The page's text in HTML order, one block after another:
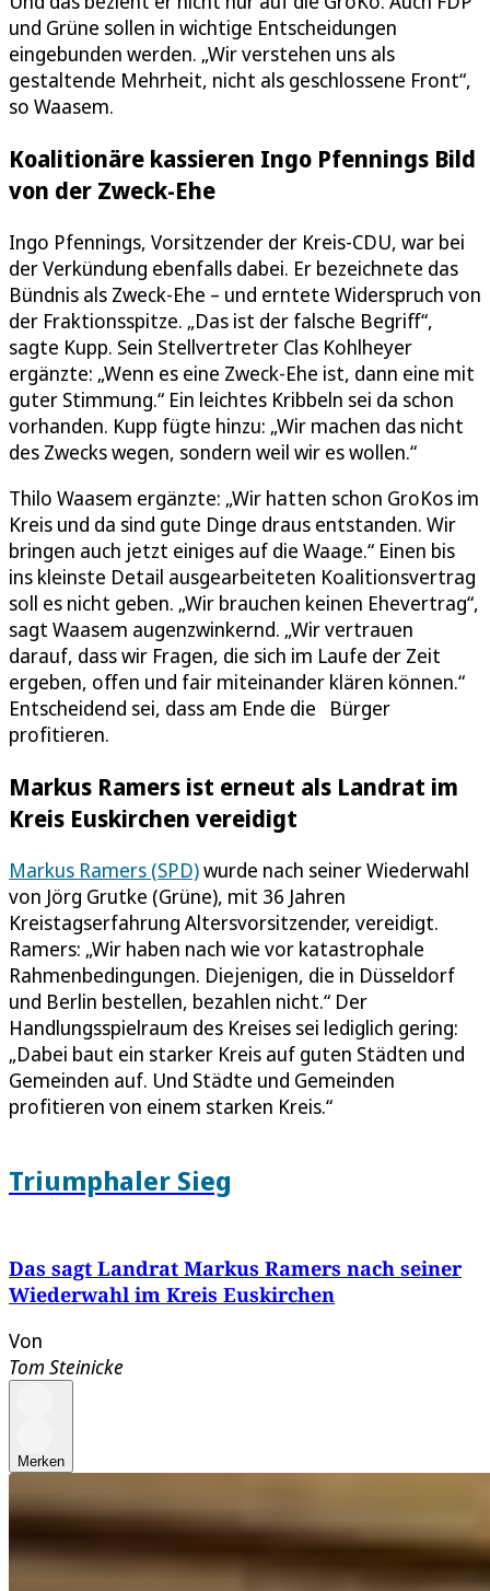
und Grüne sollen in wichtige Entscheidungen
eingebunden werden. „Wir verstehen uns als
gestaltende Mehrheit, nicht als geschlossene Front“,
so Waasem.
Koalitionäre kassieren Ingo Pfennings Bild
von der Zweck-Ehe
Ingo Pfennings, Vorsitzender der Kreis-CDU, war bei
der Verkündung ebenfalls dabei. Er bezeichnete das
Bündnis als Zweck-Ehe – und erntete Widerspruch von
der Fraktionsspitze. „Das ist der falsche Begriff“,
sagte Kupp. Sein Stellvertreter Clas Kohlheyer
ergänzte: „Wenn es eine Zweck-Ehe ist, dann eine mit
guter Stimmung.“ Ein leichtes Kribbeln sei da schon
vorhanden. Kupp fügte hinzu: „Wir machen das nicht
des Zwecks wegen, sondern weil wir es wollen.“
Thilo Waasem ergänzte: „Wir hatten schon GroKos im
Kreis und da sind gute Dinge draus entstanden. Wir
bringen auch jetzt einiges auf die Waage.“ Einen bis
ins kleinste Detail ausgearbeiteten Koalitionsvertrag
soll es nicht geben. „Wir brauchen keinen Ehevertrag“,
sagt Waasem augenzwinkernd. „Wir vertrauen
darauf, dass wir Fragen, die sich im Laufe der Zeit
ergeben, offen und fair miteinander klären können.“
Entscheidend sei, dass am Ende die Bürger
profitieren.
Markus Ramers ist erneut als Landrat im
Kreis Euskirchen vereidigt
Markus Ramers (SPD)wurde nach seiner Wiederwahl
von Jörg Grutke (Grüne), mit 36 Jahren
Kreistagserfahrung Altersvorsitzender, vereidigt.
Ramers: „Wir haben nach wie vor katastrophale
Rahmenbedingungen. Diejenigen, die in Düsseldorf
und Berlin bestellen, bezahlen nicht.“ Der
Handlungsspielraum des Kreises sei lediglich gering:
„Dabei baut ein starker Kreis auf guten Städten und
Gemeinden auf. Und Städte und Gemeinden
profitieren von einem starken Kreis.“
Triumphaler Sieg
Das sagt Landrat Markus Ramers nach seiner
Wiederwahl im Kreis Euskirchen
Von
Tom Steinicke
Merken